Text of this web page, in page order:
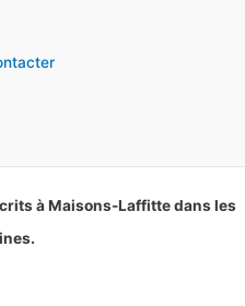
à Maisons-Laffitte dans les